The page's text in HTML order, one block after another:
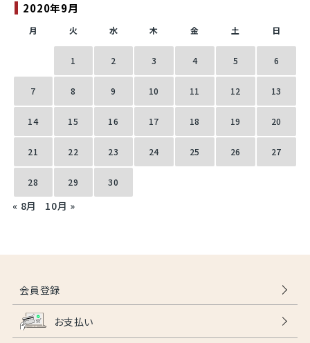
2020年9月
月 火 水 木 金 土 日
1 2 3 4 5 6
7 8 9 10 11 12 13
14 15 16 17 18 19 20
21 22 23 24 25 26 27
28 29 30
« 8月 10月 »
会員登録
お支払い